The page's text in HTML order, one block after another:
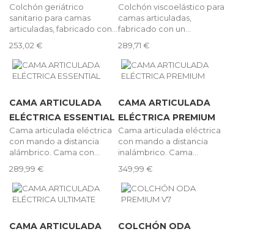
Colchón geriátrico
sanitario para camas
articuladas, fabricado con...
253,02 €
Colchón viscoelástico para
camas articuladas,
fabricado con un...
289,71 €
CAMA ARTICULADA
ELÉCTRICA ESSENTIAL
Cama articulada eléctrica
con mando a distancia
alámbrico. Cama con...
289,99 €
CAMA ARTICULADA
ELÉCTRICA PREMIUM
Cama articulada eléctrica
con mando a distancia
inalámbrico. Cama...
349,99 €
CAMA ARTICULADA
COLCHÓN ODA